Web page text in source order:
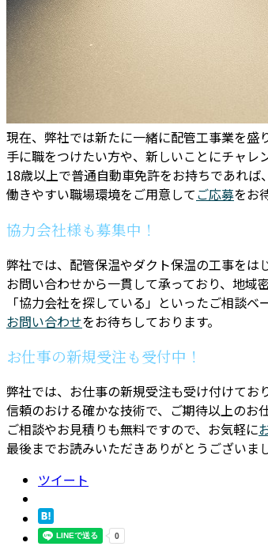
現在、弊社では新たに一緒に配管工事業を盛
手に職をつけたい方や、新しいことにチャレ
18歳以上で普通自動車免許をお持ちであれば
働きやすい職場環境をご用意してご応募をお
協力会社様も募集中！
弊社では、配管保温やダクト保温の工事を
お問い合わせから一貫して承っており、地域
「協力会社を探している」といったご相談ベ
お問い合わせをお待ちしております。
お仕事の新規受注も受付中！
弊社では、お仕事の新規受注も受け付けており
信頼のおける確かな技術で、ご期待以上のお
ご相談やお見積りも無料ですので、お気軽に
最後までお読みいただきありがとうございま
ツイート